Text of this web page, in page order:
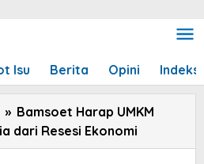
Isu Berita Opini Indeks
» Bamsoet Harap UMKM
dari Resesi Ekonomi